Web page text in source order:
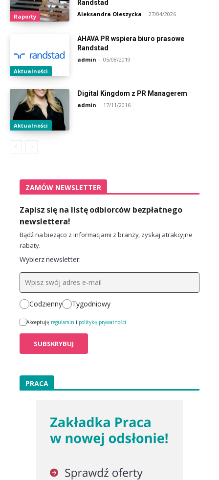
Raporty
Randstad
Aleksandra Oleszycka - 27/04/2026
Aktualności
AHAVA PR wspiera biuro prasowe
Randstad
admin - 05/08/2019
Aktualności
Digital Kingdom z PR Managerem
admin - 17/11/2016
ZAMÓW NEWSLETTER
Zapisz się na listę odbiorców bezpłatnego
newslettera!
Bądź na bieżąco z informacjami z branży, zyskaj atrakcyjne
rabaty.
Wybierz newsletter:
Codzienny Tygodniowy
Akceptuję regulamin i politykę prywatności
PRACA